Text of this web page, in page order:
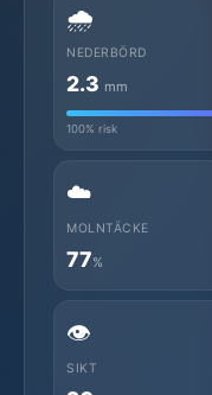
🌧️
NEDERBÖRD
2.3 mm
100% risk
☁️
MOLNTÄCKE
77%
👁️
SIKT